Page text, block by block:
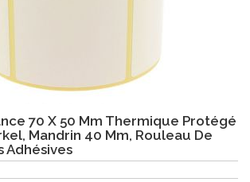
70 X 50 Mm Thermique Protégé
Mandrin 40 Mm, Rouleau De
Adhésives